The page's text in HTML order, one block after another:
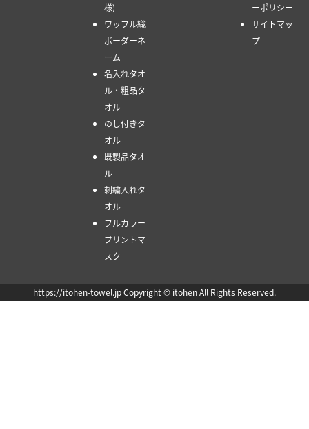
様)
ワッフル織
ボーダーネ
ーム
名入れタオ
ル・粗品タ
オル
のし付きタ
オル
既製品タオ
ル
刺繍入れタ
オル
フルカラー
プリントマ
スク
ーポリシー
サイトマッ
プ
https://itohen-towel.jp Copyright © itohen All Rights Reserved.